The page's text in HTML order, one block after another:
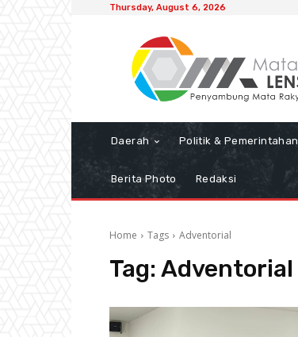
Thursday, August 6, 2026
Daerah Politik & Pemerintahan
Berita Photo Redaksi
Home Tags Adventorial
Tag: Adventorial